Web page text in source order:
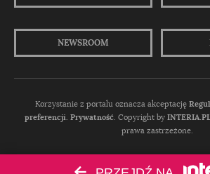
NEWSROOM
Korzystanie z portalu oznacza akceptację
preferencji. Prywatność. Copyright by
prawa zastrzeżone.